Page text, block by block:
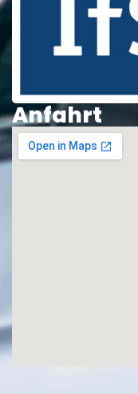
Anfahrt